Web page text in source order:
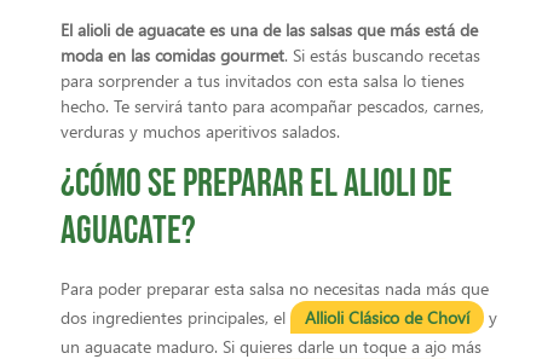
El alioli de aguacate es una de las salsas que más está de
moda en las comidas gourmet. Si estás buscando recetas
para sorprender a tus invitados con esta salsa lo tienes
hecho. Te servirá tanto para acompañar pescados, carnes,
verduras y muchos aperitivos salados.
¿Cómo se preparar el alioli de
aguacate?
Para poder preparar esta salsa no necesitas nada más que
dos ingredientes principales, el
Allioli Clásico de Choví
y
un aguacate maduro. Si quieres darle un toque a ajo más